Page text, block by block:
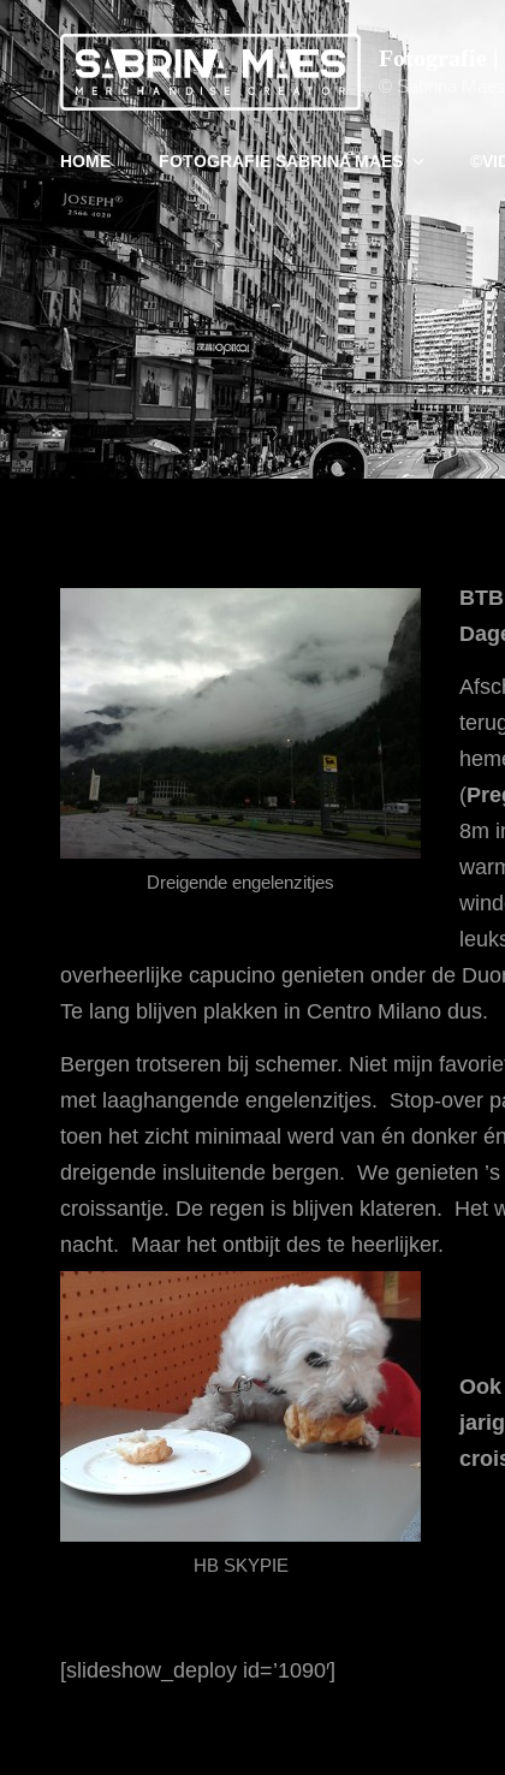
Fotografie |
© Sabrina Maes
HOME FOTOGRAFIE SABRINA MAES
Dreigende engelenzitjes
(
8m
overheerlijke capucino genieten onder de
Te lang blijven plakken in Centro Milano dus.
Bergen trotseren bij schemer. Niet mijn
met laaghangende engelenzitjes. Stop-over
toen het zicht minimaal werd van én donker
dreigende insluitende bergen. We genieten
croissantje. De regen is blijven klateren. Het
nacht. Maar het ontbijt des te heerlijker.
HB SKYPIE
[slideshow_deploy id=’1090′]